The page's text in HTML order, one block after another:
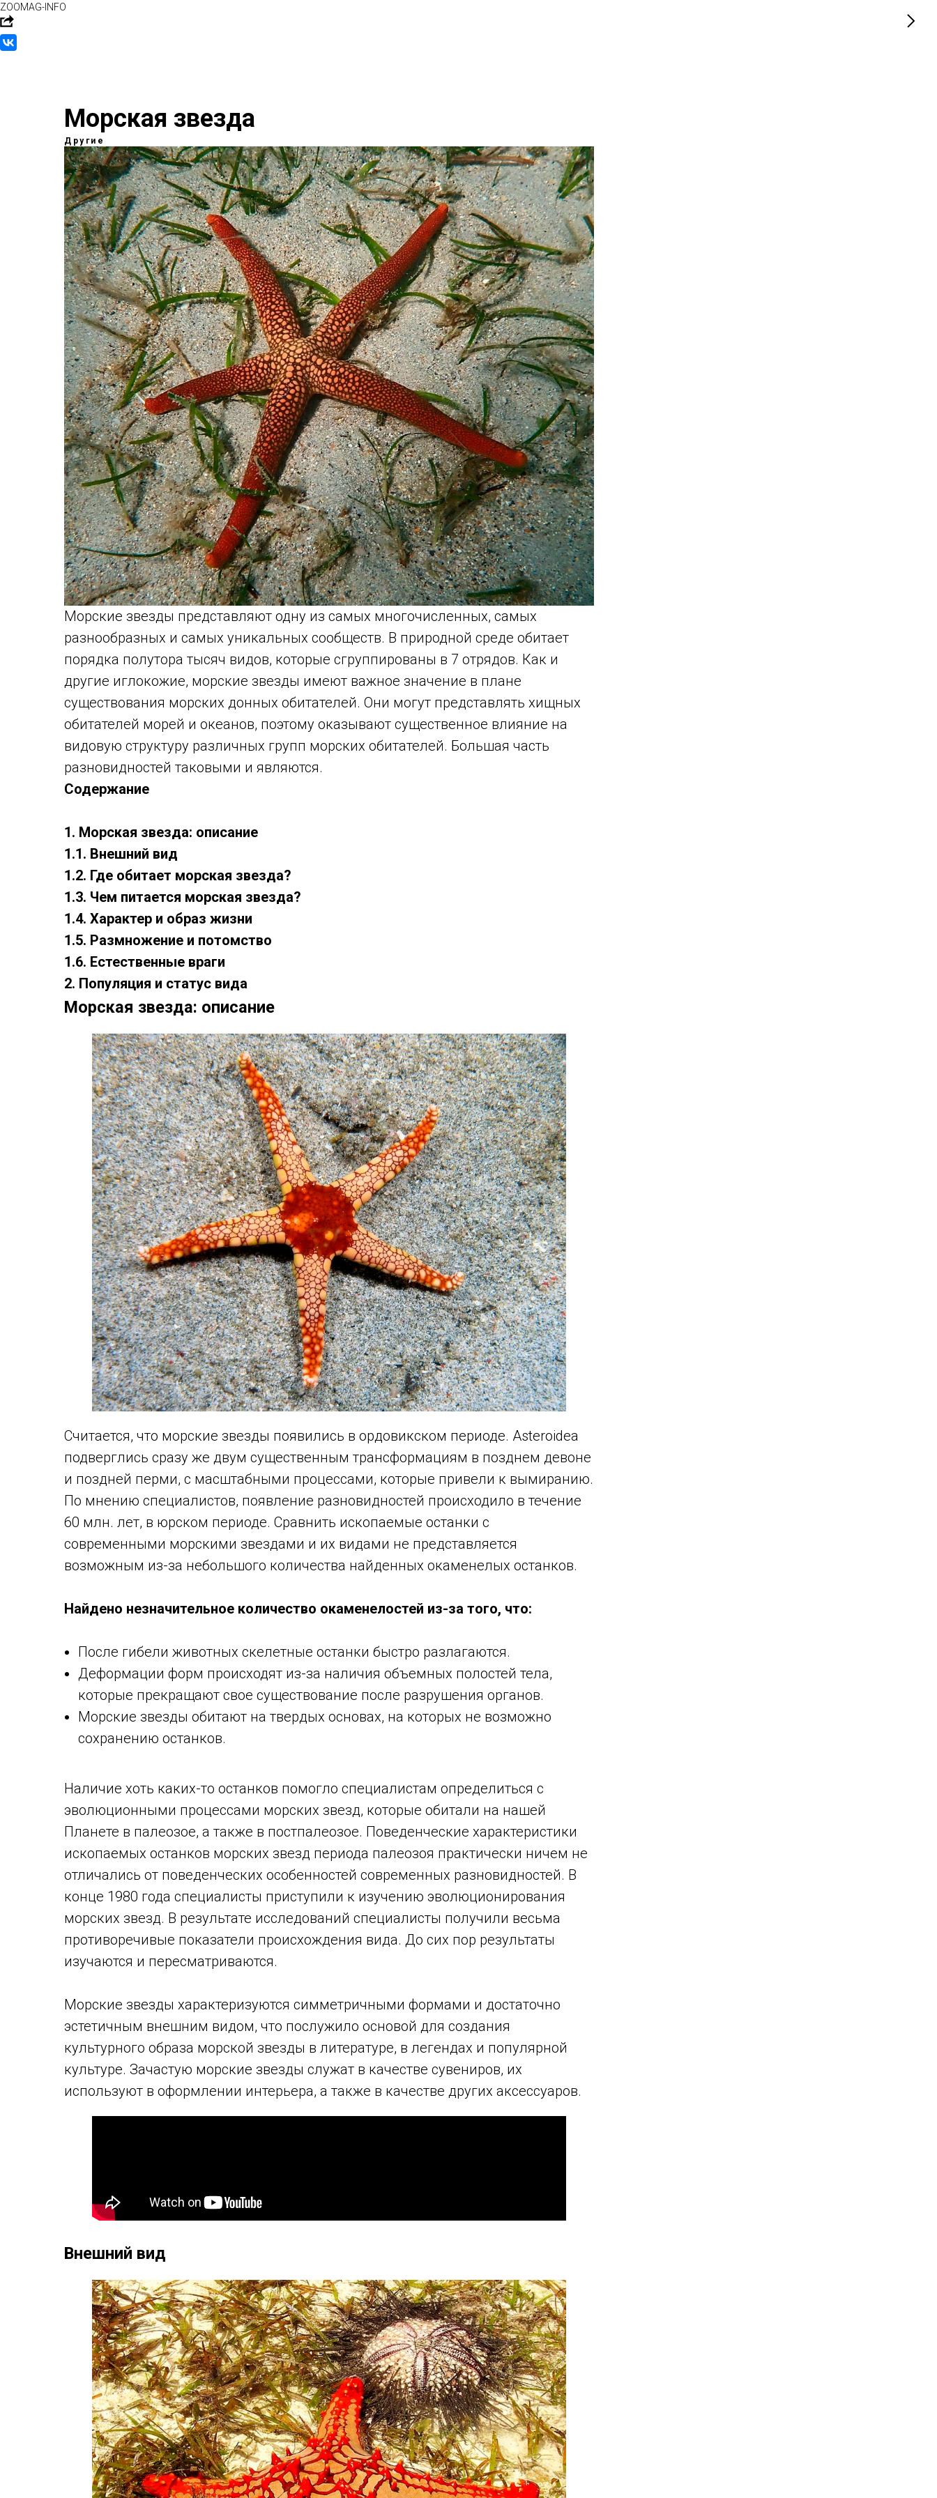
ZOOMAG-INFO
Морская звезда
Другие
Морские звезды представляют одну из самых многочисленных, самых
разнообразных и самых уникальных сообществ. В природной среде обитает
порядка полутора тысяч видов, которые сгруппированы в 7 отрядов. Как и
другие иглокожие, морские звезды имеют важное значение в плане
существования морских донных обитателей. Они могут представлять хищных
обитателей морей и океанов, поэтому оказывают существенное влияние на
видовую структуру различных групп морских обитателей. Большая часть
разновидностей таковыми и являются.
Содержание
1. Морская звезда: описание
1.1. Внешний вид
1.2. Где обитает морская звезда?
1.3. Чем питается морская звезда?
1.4. Характер и образ жизни
1.5. Размножение и потомство
1.6. Естественные враги
2. Популяция и статус вида
Морская звезда: описание
Считается, что морские звезды появились в ордовикском периоде. Asteroidea
подверглись сразу же двум существенным трансформациям в позднем девоне
и поздней перми, с масштабными процессами, которые привели к вымиранию.
По мнению специалистов, появление разновидностей происходило в течение
60 млн. лет, в юрском периоде. Сравнить ископаемые останки с
современными морскими звездами и их видами не представляется
возможным из-за небольшого количества найденных окаменелых останков.
Найдено незначительное количество окаменелостей из-за того, что:
После гибели животных скелетные останки быстро разлагаются.
Деформации форм происходят из-за наличия объемных полостей тела,
которые прекращают свое существование после разрушения органов.
Морские звезды обитают на твердых основах, на которых не возможно
сохранению останков.
Наличие хоть каких-то останков помогло специалистам определиться с
эволюционными процессами морских звезд, которые обитали на нашей
Планете в палеозое, а также в постпалеозое. Поведенческие характеристики
ископаемых останков морских звезд периода палеозоя практически ничем не
отличались от поведенческих особенностей современных разновидностей. В
конце 1980 года специалисты приступили к изучению эволюционирования
морских звезд. В результате исследований специалисты получили весьма
противоречивые показатели происхождения вида. До сих пор результаты
изучаются и пересматриваются.
Морские звезды характеризуются симметричными формами и достаточно
эстетичным внешним видом, что послужило основой для создания
культурного образа морской звезды в литературе, в легендах и популярной
культуре. Зачастую морские звезды служат в качестве сувениров, их
используют в оформлении интерьера, а также в качестве других аксессуаров.
Внешний вид